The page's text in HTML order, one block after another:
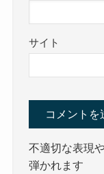
サイト
不適切な表現
弾かれます